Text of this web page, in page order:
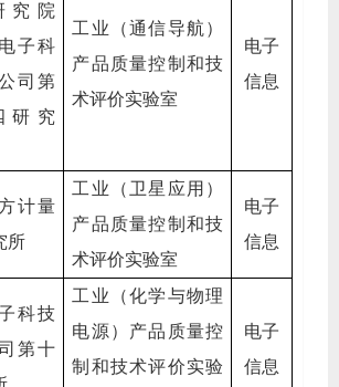
究院
子科
司第
研究
工业（通信导航）
产品质量控制和技
术评价实验室
电子
信息
计量
所
工业（卫星应用）
产品质量控制和技
术评价实验室
电子
信息
科技
第十
工业（化学与物理
电源）产品质量控
制和技术评价实验
电子
信息